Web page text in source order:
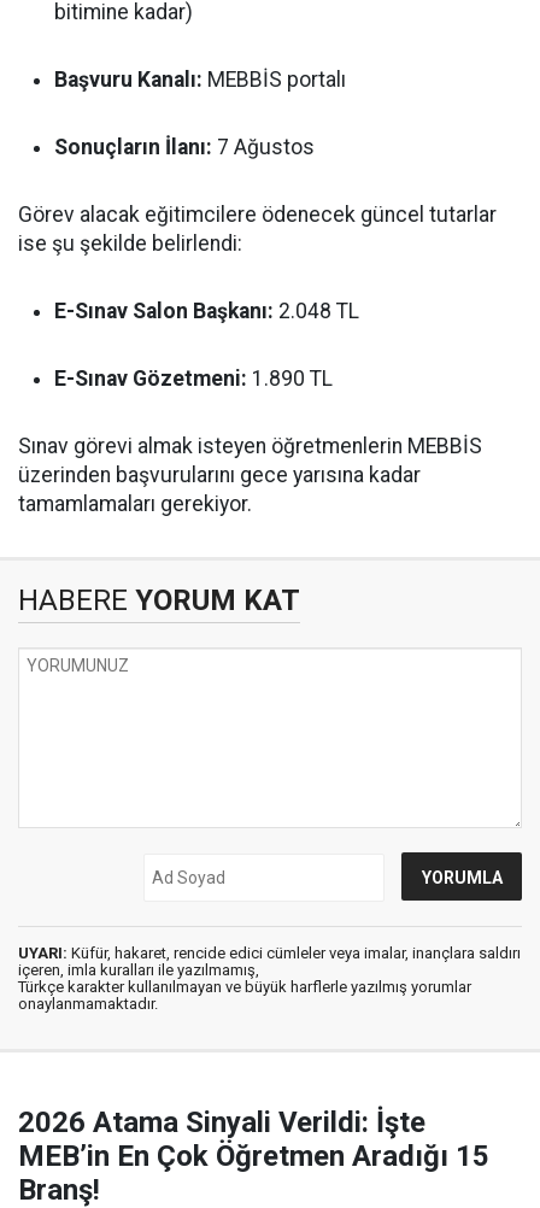
bitimine kadar)
Başvuru Kanalı: MEBBİS portalı
Sonuçların İlanı: 7 Ağustos
Görev alacak eğitimcilere ödenecek güncel tutarlar
ise şu şekilde belirlendi:
E-Sınav Salon Başkanı: 2.048 TL
E-Sınav Gözetmeni: 1.890 TL
Sınav görevi almak isteyen öğretmenlerin MEBBİS
üzerinden başvurularını gece yarısına kadar
tamamlamaları gerekiyor.
HABERE YORUM KAT
UYARI: Küfür, hakaret, rencide edici cümleler veya imalar, inançlara saldırı
içeren, imla kuralları ile yazılmamış,
Türkçe karakter kullanılmayan ve büyük harflerle yazılmış yorumlar
onaylanmamaktadır.
2026 Atama Sinyali Verildi: İşte
MEB’in En Çok Öğretmen Aradığı 15
Branş!